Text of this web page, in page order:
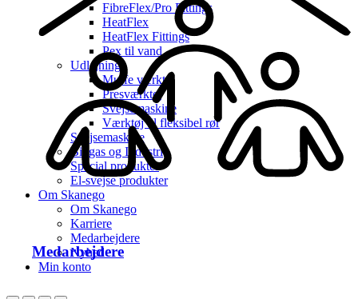
Medarbejdere
FibreFlex/Pro Fittings
HeatFlex
HeatFlex Fittings
Pex til vand
Udlejning
Muffe værktøj
Presværktøj
Svejsemaskine
Værktøj til fleksibel rør
Svejsemaskine
Biogas og Industri
Special produkter
El-svejse produkter
Om Skanego
Om Skanego
Karriere
Medarbejdere
Nyhed
Min konto